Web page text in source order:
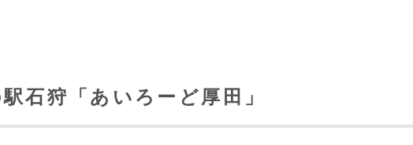
石狩「あいろーど厚田」